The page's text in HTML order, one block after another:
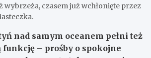
wybrzeża, czasem już wchłonięte przez
nad samym oceanem pełni też
– prośby o spokojne